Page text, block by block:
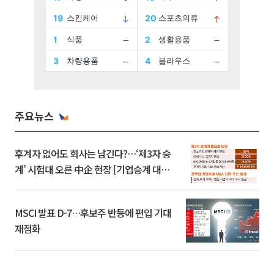
주요뉴스
후계자 없어도 회사는 남긴다?…‘제3자 승
계’ 시험대 오른 中企 현장 [기업승계 대전
MSCI 발표 D-7…후보주 반등에 편입 기대
재점화